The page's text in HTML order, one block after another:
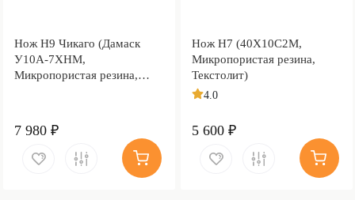
Нож Н9 Чикаго (Дамаск
У10А-7ХНМ,
Микропористая резина,
7 980 ₽
Нож Н7 (40Х10С2М,
Микропористая резина,
Текстолит)
4.0
5 600 ₽